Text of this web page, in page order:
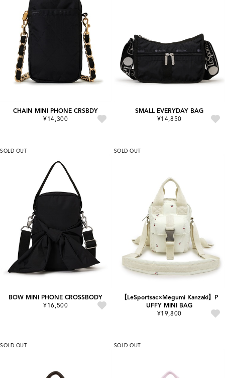
CHAIN MINI PHONE CRSBDY
¥14,300
SMALL EVERYDAY BAG
¥14,850
SOLD OUT
BOW MINI PHONE CROSSBODY
¥16,500
SOLD OUT
【LeSportsac×Megumi Kanzaki】P
UFFY MINI BAG
¥19,800
SOLD OUT SOLD OUT